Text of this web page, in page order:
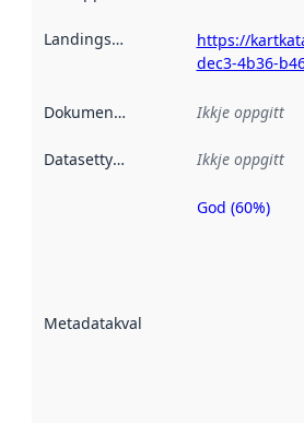
Landingsside
https://
dec3-4b36-
Dokumentasjon Ikkje oppgitt
Datasettype Ikkje oppgitt
Metadatakvalitet
Metadatakvalitet
God (60%)